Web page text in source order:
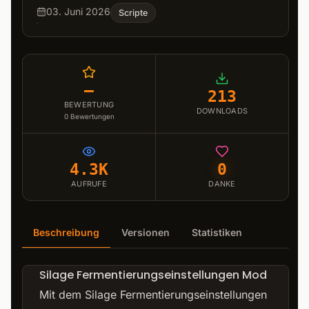
03. Juni 2026
Scripte
–
BEWERTUNG
0 Bewertungen
213
DOWNLOADS
4.3K
AUFRUFE
0
DANKE
Beschreibung Versionen Statistiken
Silage Fermentierungseinstellungen Mod
Mit dem Silage Fermentierungseinstellungen